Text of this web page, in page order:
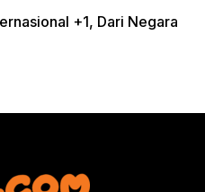
+1, Dari Negara